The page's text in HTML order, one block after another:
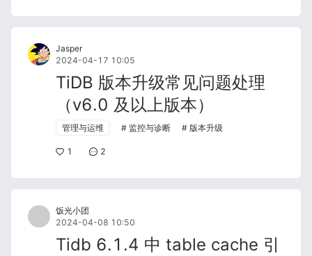
Jasper
2024-04-17 10:05
TiDB 版本升级常见问题处理
（v6.0 及以上版本）
管理与运维 监控与诊断 版本升级
1 2
饭光小团
2024-04-08 10:50
Tidb 6.1.4 中 table cache 引